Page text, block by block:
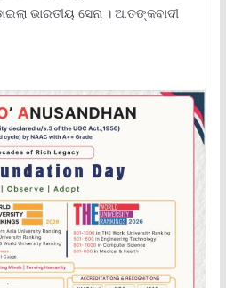
ଭାରତୀୟ ସେନା । ଆତଙ୍କବାଦୀ